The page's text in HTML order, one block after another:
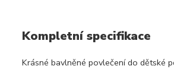
Kompletní specifikace
Krásné bavlněné povlečení do dětské